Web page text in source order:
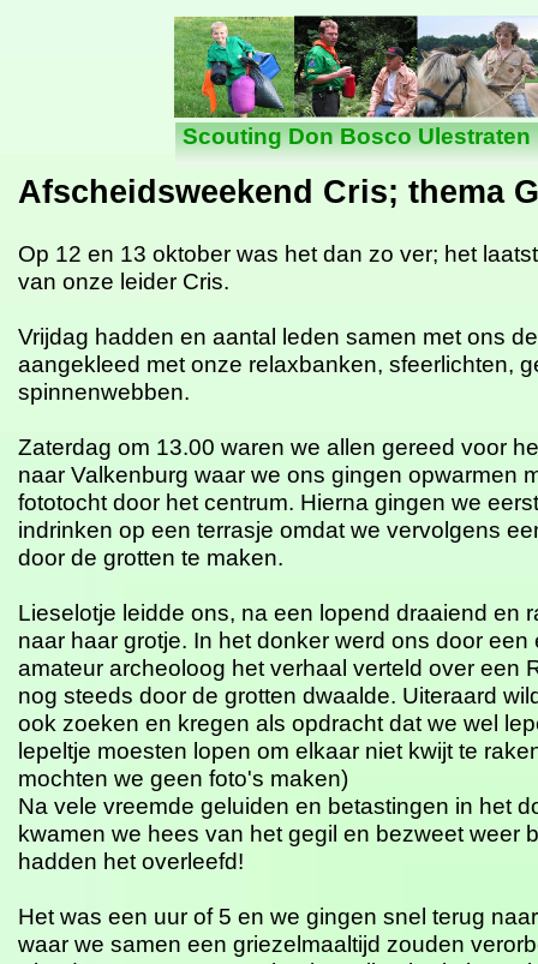
Nieuws
Scouting Don Bosco Ulestraten
Afscheidsweekend Cris; thema
Op 12 en 13 oktober was het dan zo ver; het
van onze leider Cris.
Vrijdag hadden en aantal leden samen met ons
aangekleed met onze relaxbanken, sfeerlichten,
spinnenwebben.
Zaterdag om 13.00 waren we allen gereed voor
naar Valkenburg waar we ons gingen opwarmen
fototocht door het centrum. Hierna gingen we
indrinken op een terrasje omdat we vervolgens
door de grotten te maken.
Lieselotje leidde ons, na een lopend draaiend en
naar haar grotje. In het donker werd ons door een
amateur archeoloog het verhaal verteld over een
nog steeds door de grotten dwaalde. Uiteraard
ook zoeken en kregen als opdracht dat we wel
lepeltje moesten lopen om elkaar niet kwijt te
mochten we geen foto's maken)
Na vele vreemde geluiden en betastingen in het
kwamen we hees van het gegil en bezweet weer
hadden het overleefd!
Het was een uur of 5 en we gingen snel terug
waar we samen een griezelmaaltijd zouden